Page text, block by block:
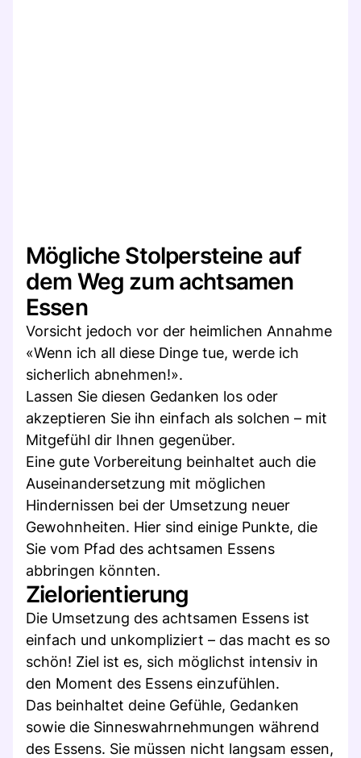
Mögliche Stolpersteine auf
dem Weg zum achtsamen
Essen
Vorsicht jedoch vor der heimlichen Annahme
«Wenn ich all diese Dinge tue, werde ich
sicherlich abnehmen!».
Lassen Sie diesen Gedanken los oder
akzeptieren Sie ihn einfach als solchen – mit
Mitgefühl dir Ihnen gegenüber.
Eine gute Vorbereitung beinhaltet auch die
Auseinandersetzung mit möglichen
Hindernissen bei der Umsetzung neuer
Gewohnheiten. Hier sind einige Punkte, die
Sie vom Pfad des achtsamen Essens
abbringen könnten.
Zielorientierung
Die Umsetzung des achtsamen Essens ist
einfach und unkompliziert – das macht es so
schön! Ziel ist es, sich möglichst intensiv in
den Moment des Essens einzufühlen.
Das beinhaltet deine Gefühle, Gedanken
sowie die Sinneswahrnehmungen während
des Essens. Sie müssen nicht langsam essen,